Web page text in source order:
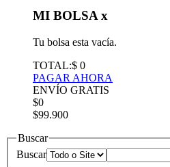
MI BOLSA x
Tu bolsa esta vacía.
TOTAL:$ 0
PAGAR AHORA
ENVÍO GRATIS
$0
$99.900
Buscar
Buscar